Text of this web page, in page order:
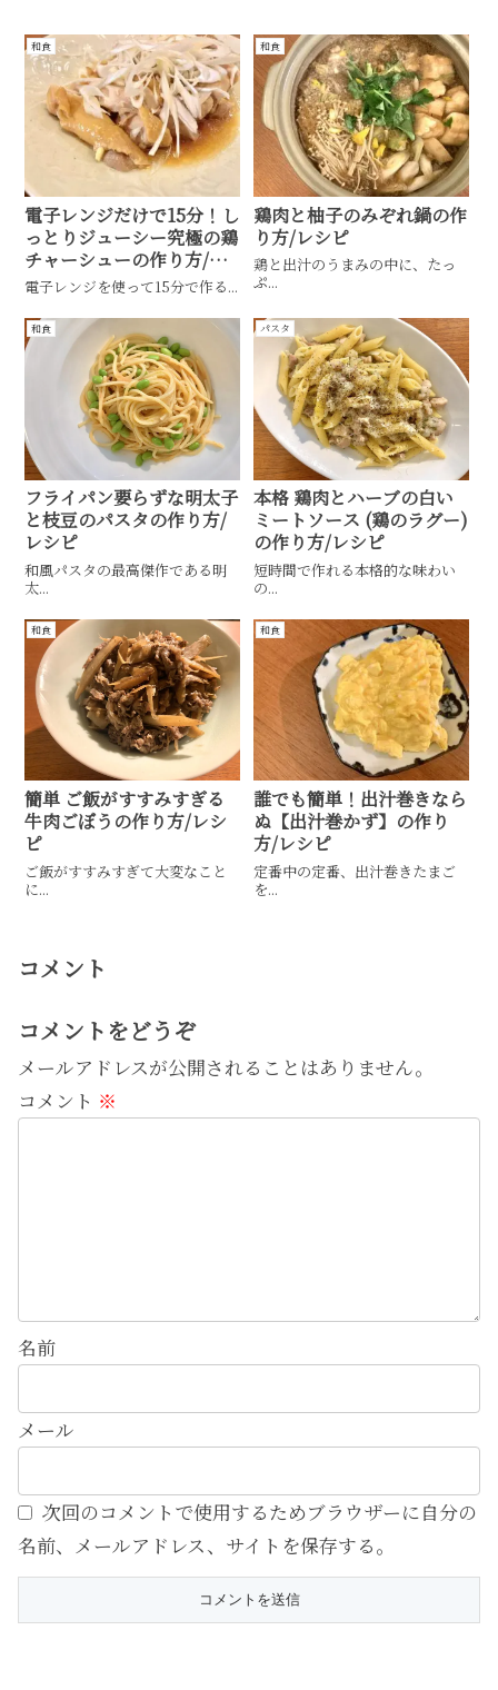
和食
電子レンジだけで15分！し
っとりジューシー究極の鶏
チャーシューの作り方/レ
シピ
電子レンジを使って15分で作る...
和食
鶏肉と柚子のみぞれ鍋の作
り方/レシピ
鶏と出汁のうまみの中に、たっ
ぷ...
和食
フライパン要らずな明太子
と枝豆のパスタの作り方/
レシピ
和風パスタの最高傑作である明
太...
パスタ
本格 鶏肉とハーブの白い
ミートソース (鶏のラグー)
の作り方/レシピ
短時間で作れる本格的な味わい
の...
和食
簡単 ご飯がすすみすぎる
牛肉ごぼうの作り方/レシ
ピ
ご飯がすすみすぎて大変なこと
に...
和食
誰でも簡単！出汁巻きなら
ぬ【出汁巻かず】の作り
方/レシピ
定番中の定番、出汁巻きたまご
を...
コメント
コメントをどうぞ
メールアドレスが公開されることはありません。
コメント ※
名前
メール
次回のコメントで使用するためブラウザーに自分の
名前、メールアドレス、サイトを保存する。